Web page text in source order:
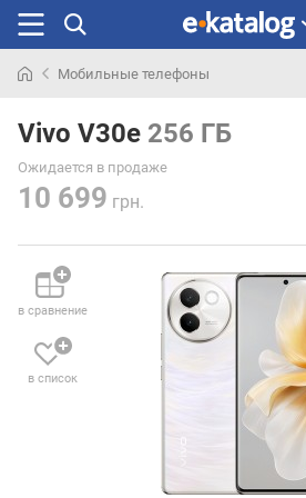
раньше
Мобильные телефоны
Vivo V30e 256 ГБ
Ожидается в продаже
10 699 грн.
в сравнение
в список